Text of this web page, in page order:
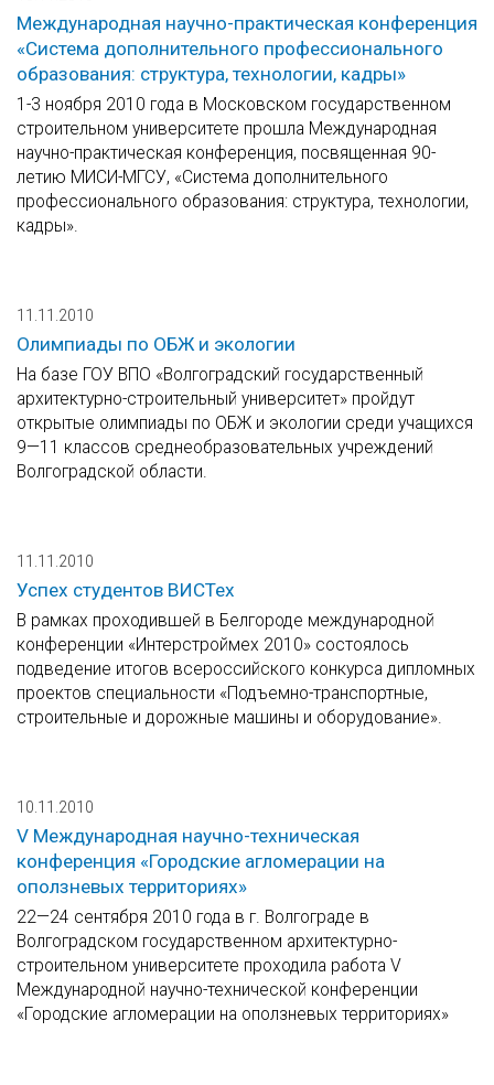
Международная научно-практическая конференция
«Система дополнительного профессионального
образования: структура, технологии, кадры»
1-3 ноября 2010 года в Московском государственном
строительном университете прошла Международная
научно-практическая конференция, посвященная 90-
летию МИСИ-МГСУ, «Система дополнительного
профессионального образования: структура, технологии,
кадры».
11.11.2010
Олимпиады по ОБЖ и экологии
На базе ГОУ ВПО «Волгоградский государственный
архитектурно-строительный университет» пройдут
открытые олимпиады по ОБЖ и экологии среди учащихся
9—11 классов среднеобразовательных учреждений
Волгоградской области.
11.11.2010
Успех студентов ВИСТех
В рамках проходившей в Белгороде международной
конференции «Интерстроймех 2010» состоялось
подведение итогов всероссийского конкурса дипломных
проектов специальности «Подъемно-транспортные,
строительные и дорожные машины и оборудование».
10.11.2010
V Международная научно-техническая
конференция «Городские агломерации на
оползневых территориях»
22—24 сентября 2010 года в г. Волгограде в
Волгоградском государственном архитектурно-
строительном университете проходила работа V
Международной научно-технической конференции
«Городские агломерации на оползневых территориях»